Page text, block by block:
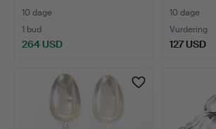
10 dage
1 bud
264 USD
10 dage
Vurdering
127 USD